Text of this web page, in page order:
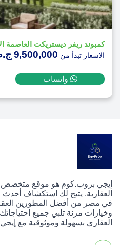
الاسعار تبدأ من
واتساب
إيجي بروب.كوم هو موقع متخصص
العقارية. يتيح لك استكشاف أحدث
في مصر من أفضل المطورين
وخيارات مرنة تلبي جميع
العقاري بسهولة وموثوقية مع